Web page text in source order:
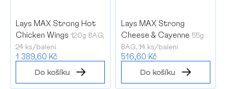
Lays MAX Strong Hot
Chicken Wings 120g BAG,
24 ks/balení
1 389,60 Kč
Do košíku
Lays MAX Strong
Cheese & Cayenne 55g
BAG, 14 ks/balení
516,60 Kč
Do košíku